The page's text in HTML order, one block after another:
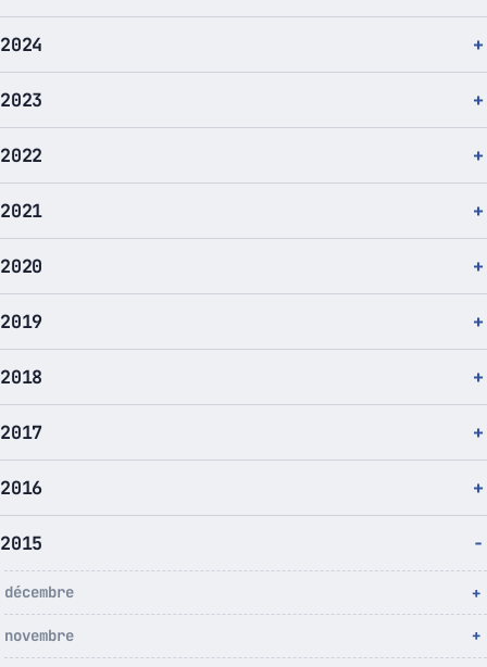
2024
2023
2022
2021
2020
2019
2018
2017
2016
2015
décembre
novembre